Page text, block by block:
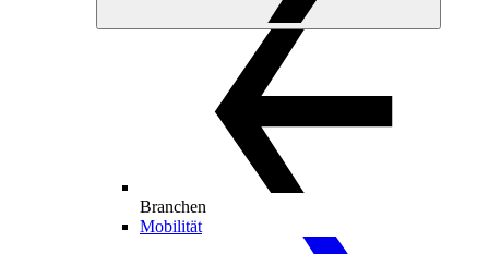
Branchen
Mobilität